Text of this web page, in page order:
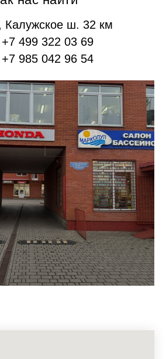
Калужское ш. 32 км
499 322 03 69
985 042 96 54